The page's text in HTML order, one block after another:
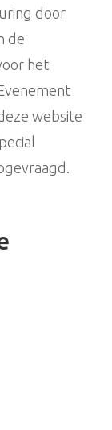
door
de
het
website